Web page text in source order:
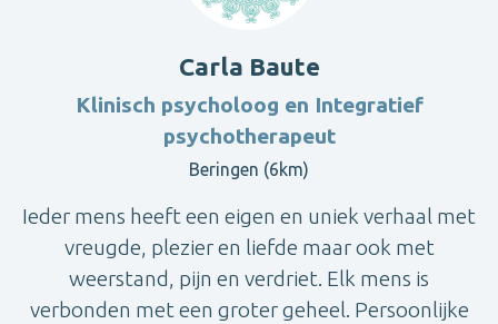
Carla Baute
Klinisch psycholoog en Integratief
psychotherapeut
Beringen (6km)
Ieder mens heeft een eigen en uniek verhaal met
vreugde, plezier en liefde maar ook met
weerstand, pijn en verdriet. Elk mens is
verbonden met een groter geheel. Persoonlijke